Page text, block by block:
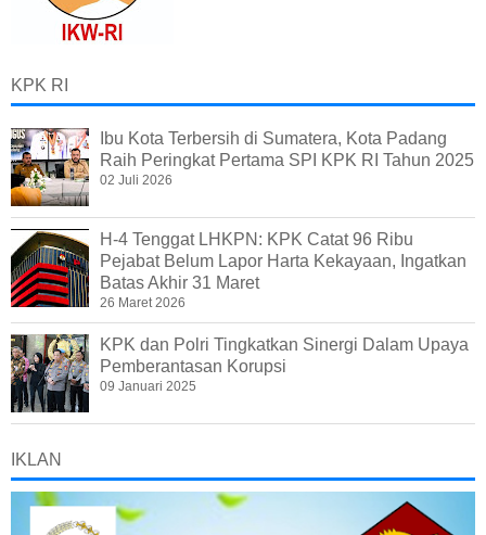
KPK RI
Ibu Kota Terbersih di Sumatera, Kota Padang
Raih Peringkat Pertama SPI KPK RI Tahun 2025
02 Juli 2026
H-4 Tenggat LHKPN: KPK Catat 96 Ribu
Pejabat Belum Lapor Harta Kekayaan, Ingatkan
Batas Akhir 31 Maret
26 Maret 2026
KPK dan Polri Tingkatkan Sinergi Dalam Upaya
Pemberantasan Korupsi
09 Januari 2025
IKLAN